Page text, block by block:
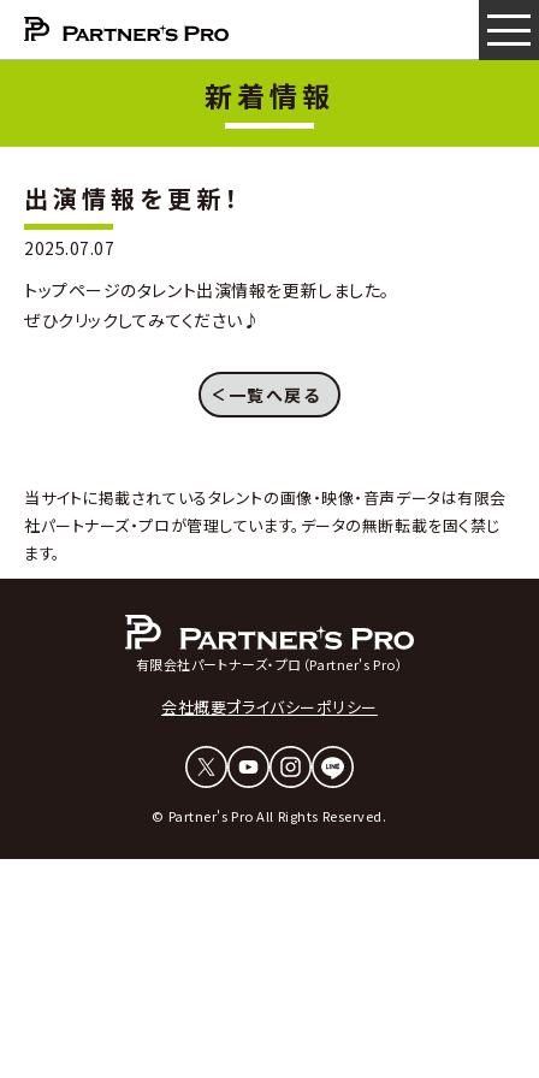
新着情報
出演情報を更新！
2025.07.07
トップページのタレント出演情報を更新しました。
ぜひクリックしてみてください♪
一覧へ戻る
当サイトに掲載されているタレントの画像・映像・音声データは有限会
社パートナーズ・プロが管理しています。データの無断転載を固く禁じ
ます。
有限会社パートナーズ・プロ（Partner's Pro）
会社概要プライバシーポリシー
© Partner's Pro All Rights Reserved.